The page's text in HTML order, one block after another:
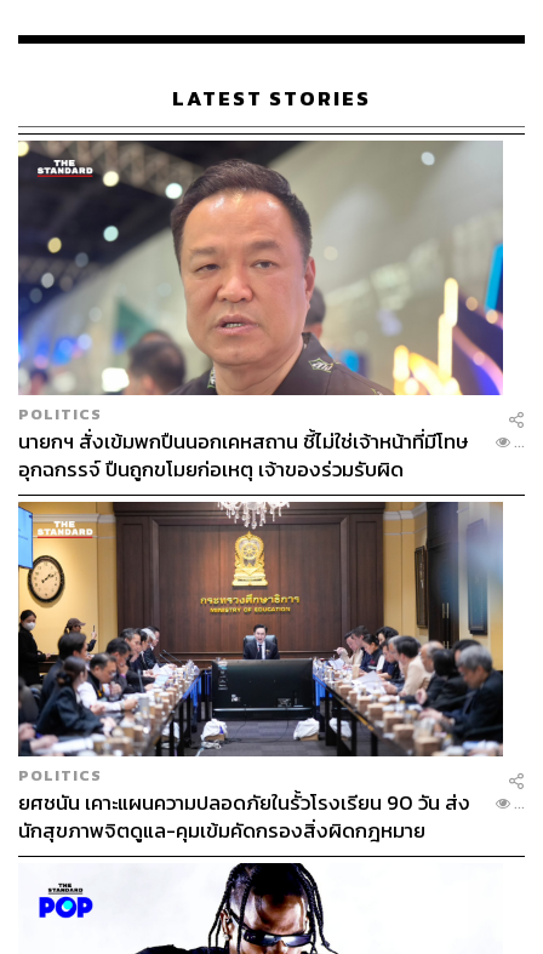
ตำแหน่งนี้ไม่น้อย สิ่งที่เขาทำคือ ประกาศจุดยืนของตัวเอง
พนักงานในองค์กร ซึ่งล้วนเผชิญกับภาวะวิกฤตมาทั้งนั้น
เว็บไซต์ Recode ยังรายงานเพิ่มเติมอีกว่าการประชุมวันนั้น
ไม่มีมุกเหยียดเพศหลุดออกมาจากปากของเขาเลยแม้แต่คำ
เดียว ซึ่งเป็นสิ่งที่ผู้บริหารระดับสูงของ Uber หลายคนเคย
เป็นไปได้ว่าเขารู้ดีว่าทุกคนในห้องประชุม ทั้งเหล่าผู้
บริหาร พนักงาน และสื่อล้วนจับตามองเป็นพิเศษ เมื่อเขาต้อง
รับไมค์ต่อจาก ทราวิส คาลานิก ที่ขึ้นกล่าวอำลากับพนักงาน
ทุกประโยค ทุกถ้อยคำที่เขาพูดสามารถถูกนำไปโพสต์ ทวีต
ตามโซเชียลเน็ตเวิร์กและสื่อต่างๆ เมื่อไรก็ได้
เรียกได้ว่าซีอีโอนักสู้คนนี้เริ่มต้นได้ดีทีเดียว
เรือนไทยที่ถูกซุกไว้
LATEST STORIES
POLITICS
นายกฯ สั่งเข้มพกปืนนอกเคหสถาน ชี้ไม่ใช่เจ้าหน้าที่มีโทษ
อุกฉกรรจ์ ปืนถูกขโมยก่อเหตุ เจ้าของร่วมรับผิด
...
POLITICS
ยศชนัน เคาะแผนความปลอดภัยในรั้วโรงเรียน 90 วัน ส่ง
นักสุขภาพจิตดูแล-คุมเข้มคัดกรองสิ่งผิดกฎหมาย
...